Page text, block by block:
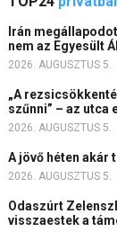
Irán
nem az Egyesült
2026. AUGUSZTUS 5.
„A
szűnni” – az utca
2026. AUGUSZTUS 5.
A jövő héten akár
2026. AUGUSZTUS 5.
Odaszúrt
visszaestek a